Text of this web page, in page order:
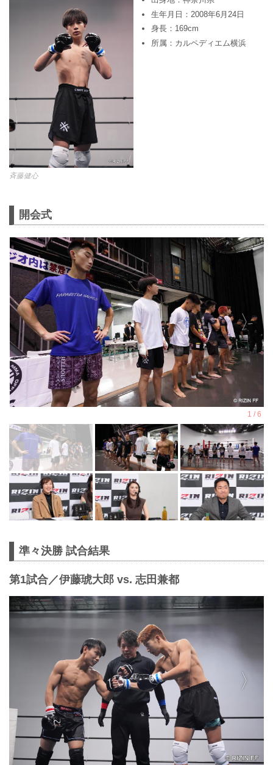
⻫藤健心
生年月日：2008年6月24日
身長：169cm
所属：カルペディエム横浜
開会式
準々決勝 試合結果
第1試合／伊藤琥大郎 vs. 志田兼都